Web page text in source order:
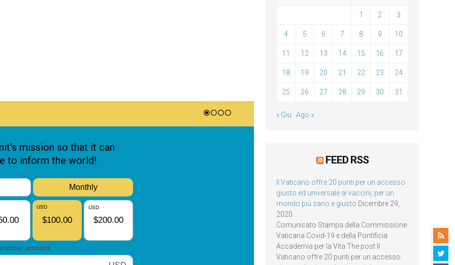
1 2 3
4 5 6 7 8 9 10
11 12 13 14 15 16 17
18 19 20 21 22 23 24
25 26 27 28 29 30 31
« Giu Ago »
FEED RSS
Il Vaticano offre 20 punti per un accesso
giusto ed universale ai vaccini, per un
mondo più sano e giusto Dicembre 29,
2020
Comunicato Stampa della Commissione
Vaticana Covid-19 e della Pontificia
Accademia per la Vita The post Il
Vaticano offre 20 punti per un accesso